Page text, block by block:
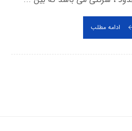
ادامه مطلب